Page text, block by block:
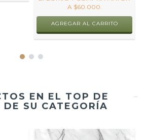
A $60.000.
AGREGAR AL CARRITO
EN EL TOP DE
DE SU CATEGORÍA